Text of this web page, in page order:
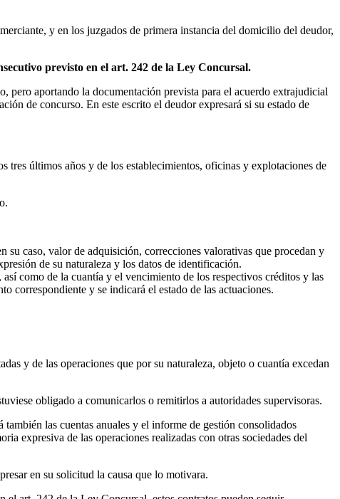
y en los juzgados de primera instancia del domicilio del deudor,
previsto en el art. 242 de la Ley Concursal.
pero aportando la documentación prevista para el acuerdo extrajudicial
de concurso. En este escrito el deudor expresará si su estado de
tres últimos años y de los establecimientos, oficinas y explotaciones de
su caso, valor de adquisición, correcciones valorativas que procedan y
de su naturaleza y los datos de identificación.
como de la cuantía y el vencimiento de los respectivos créditos y las
correspondiente y se indicará el estado de las actuaciones.
y de las operaciones que por su naturaleza, objeto o cuantía excedan
obligado a comunicarlos o remitirlos a autoridades supervisoras.
las cuentas anuales y el informe de gestión consolidados
expresiva de las operaciones realizadas con otras sociedades del
en su solicitud la causa que lo motivara.